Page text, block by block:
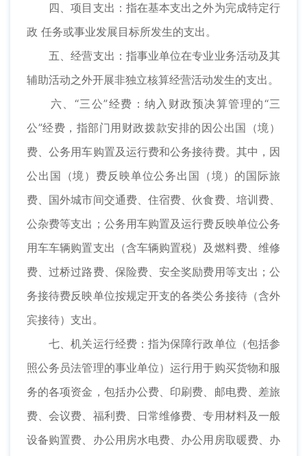
四、项目支出：指在基本支出之外为完成特定行
政 任务或事业发展目标所发生的支出。
五、经营支出：指事业单位在专业业务活动及其
辅助活动之外开展非独立核算经营活动发生的支出。
六、“三公”经费：纳入财政预决算管理的“三
公”经费，指部门用财政拨款安排的因公出国（境）
费、公务用车购置及运行费和公务接待费。其中，因
公出国（境）费反映单位公务出国（境）的国际旅
费、国外城市间交通费、住宿费、伙食费、培训费、
公杂费等支出；公务用车购置及运行费反映单位公务
用车车辆购置支出（含车辆购置税）及燃料费、维修
费、过桥过路费、保险费、安全奖励费用等支出；公
务接待费反映单位按规定开支的各类公务接待（含外
宾接待）支出。
七、机关运行经费：指为保障行政单位（包括参
照公务员法管理的事业单位）运行用于购买货物和服
务的各项资金，包括办公费、印刷费、邮电费、差旅
费、会议费、福利费、日常维修费、专用材料及一般
设备购置费、办公用房水电费、办公用房取暖费、办